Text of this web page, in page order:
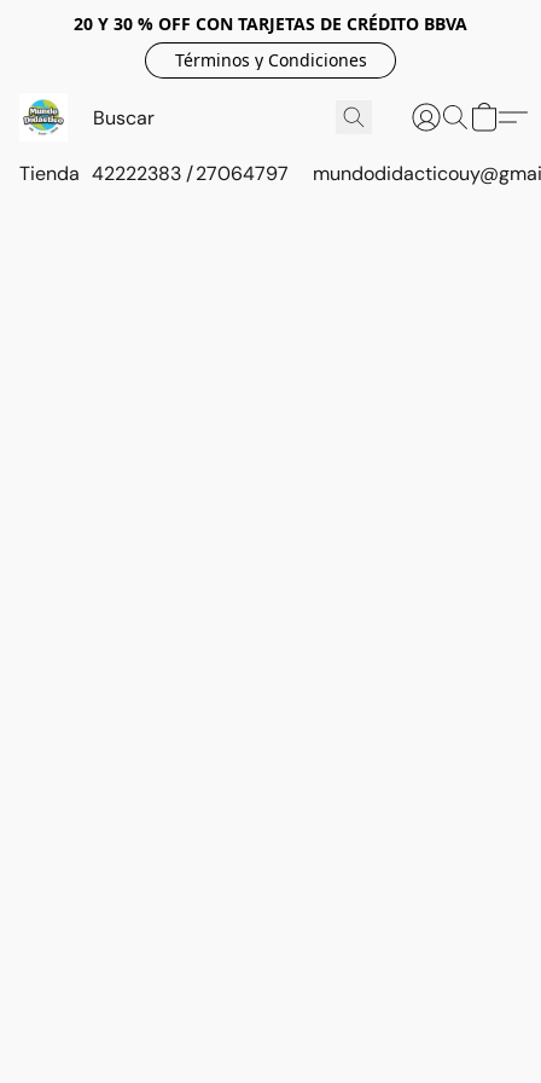
20 Y 30 % OFF CON TARJETAS DE CRÉDITO BBVA
Términos y Condiciones
Tienda 42222383 / 27064797